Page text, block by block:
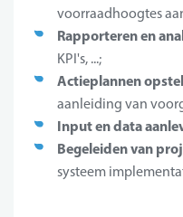
voorraadhoogtes
Rapporteren en
KPI's, ...;
Actieplannen
aanleiding van
Input en data
Begeleiden van
systeem